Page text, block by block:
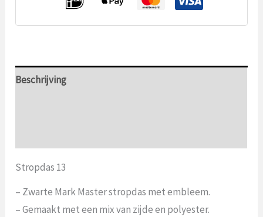
Beschrijving
Stropdas 13
– Zwarte Mark Master stropdas met embleem.
– Gemaakt met een mix van zijde en polyester.